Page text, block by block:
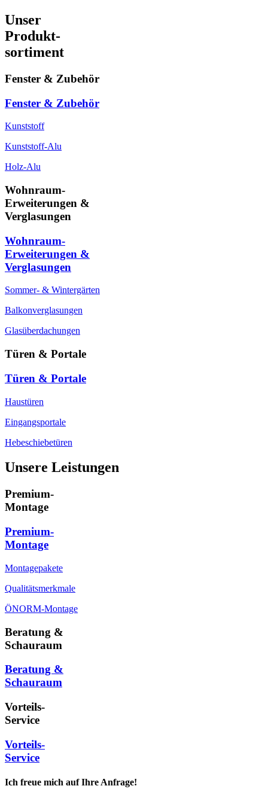
Unser
Produkt-
sortiment
Fenster & Zubehör
Fenster & Zubehör
Kunststoff
Kunststoff-Alu
Holz-Alu
Wohnraum-
Erweiterungen &
Verglasungen
Wohnraum-
Erweiterungen &
Verglasungen
Sommer- & Wintergärten
Balkonverglasungen
Glasüberdachungen
Türen & Portale
Türen & Portale
Haustüren
Eingangsportale
Hebeschiebetüren
Unsere Leistungen
Premium-
Montage
Premium-
Montage
Montagepakete
Qualitätsmerkmale
ÖNORM-Montage
Beratung &
Schauraum
Beratung &
Schauraum
Vorteils-
Service
Vorteils-
Service
Ich freue mich auf Ihre Anfrage!